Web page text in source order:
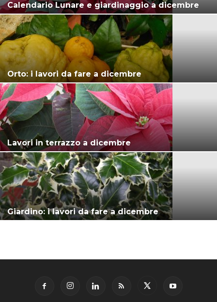
Calendario Lunare e giardinaggio a dicembre
Orto: i lavori da fare a dicembre
Lavori in terrazzo a dicembre
Giardino: i lavori da fare a dicembre